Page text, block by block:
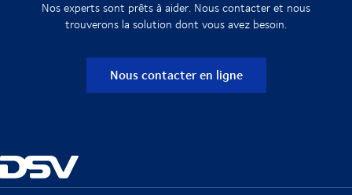
Nos experts sont prêts à aider. Nous contacter et nous
trouverons la solution dont vous avez besoin.
Nous contacter en ligne